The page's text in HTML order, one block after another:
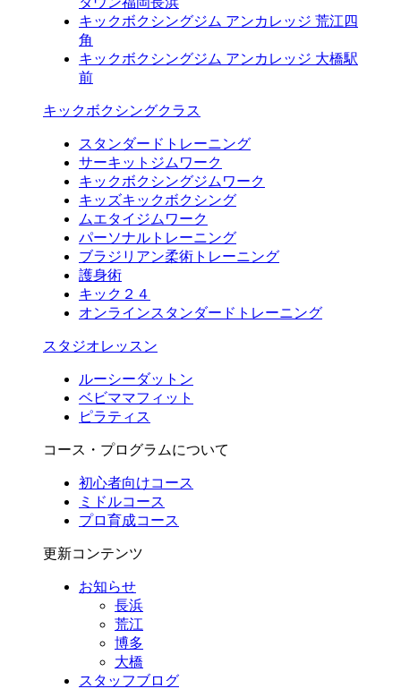
キックボクシングジム アンカレッジ 荒江四
角
キックボクシングジム アンカレッジ 大橋駅
前
キックボクシングクラス
スタンダードトレーニング
サーキットジムワーク
キックボクシングジムワーク
キッズキックボクシング
ムエタイジムワーク
パーソナルトレーニング
ブラジリアン柔術トレーニング
護身術
キック２４
オンラインスタンダードトレーニング
スタジオレッスン
ルーシーダットン
ベビママフィット
ピラティス
コース・プログラムについて
初心者向けコース
ミドルコース
プロ育成コース
更新コンテンツ
お知らせ
長浜
荒江
博多
大橋
スタッフブログ